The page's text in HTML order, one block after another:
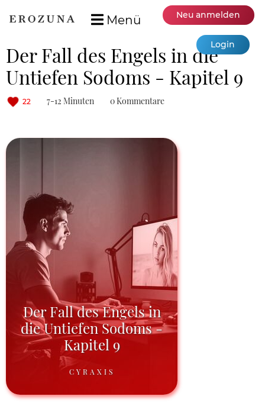
Menü Neu anmelden
Login
Der Fall des Engels in die
Untiefen Sodoms - Kapitel 9
22 7-12 Minuten 0 Kommentare
Der Fall des Engels in
die Untiefen Sodoms -
Kapitel 9
CYRAXIS